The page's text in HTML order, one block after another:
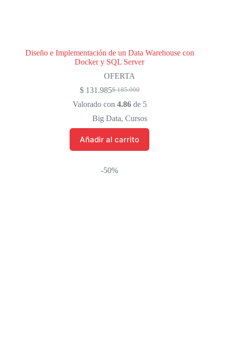
Diseño e Implementación de un Data Warehouse con
Docker y SQL Server
OFERTA
$185.000
El
precio
era:
$ 185.000.
$131.985El
precio
es:
$ 131.985.
Valorado con 4.86de 5
Big Data, Cursos
Añadir al carrito
-50%